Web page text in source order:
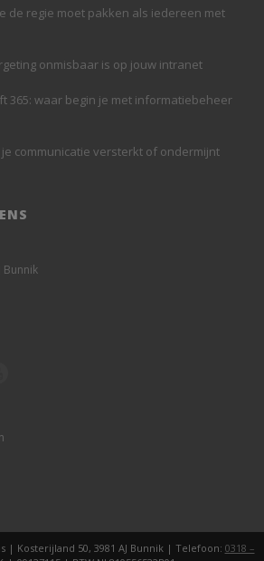
de regie moet pakken als iedereen met
onmisbaar is op jouw intranet
365: waar begin je met informatiebeheer
communicatie versterkt of ondermijnt
Bunnik
| Kosterijland 50, 3981 AJ Bunnik | Telefoon: 0318 –